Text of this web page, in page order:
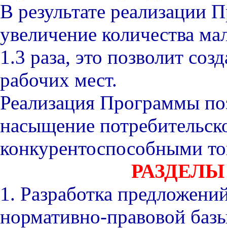
В результате реализации
увеличение количества
1.3 раза, это позволит
рабочих мест.
Реализация Программы
насыщение
конкурентоспособными
1. Разработка
нормативно-правовой